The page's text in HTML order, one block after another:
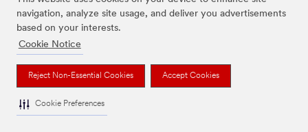
navigation, analyze site usage, and deliver you advertisements
based on your interests.
Cookie Notice
Reject Non-Essential Cookies Accept Cookies
Cookie Preferences